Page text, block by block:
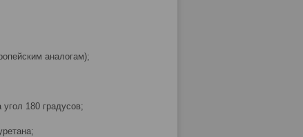
аналогам);
180 градусов;